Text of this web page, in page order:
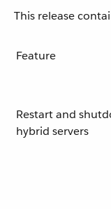
This release
Feature
Restart and
hybrid servers